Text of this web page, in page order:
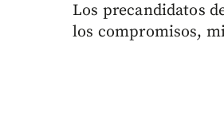
Los precandidatos
los compromisos,